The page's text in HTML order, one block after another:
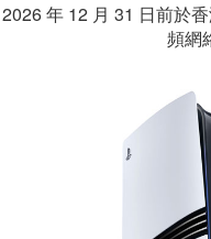
2026 年 12 月 31 日前於
頻網